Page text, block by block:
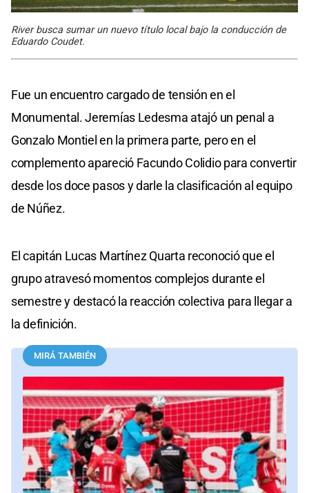
River busca sumar un nuevo título local bajo la conducción de
Eduardo Coudet.
Fue un encuentro cargado de tensión en el
Monumental. Jeremías Ledesma atajó un penal a
Gonzalo Montiel en la primera parte, pero en el
complemento apareció Facundo Colidio para convertir
desde los doce pasos y darle la clasificación al equipo
de Núñez.
El capitán Lucas Martínez Quarta reconoció que el
grupo atravesó momentos complejos durante el
semestre y destacó la reacción colectiva para llegar a
la definición.
MIRÁ TAMBIÉN